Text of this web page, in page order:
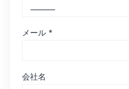
メール *
会社名